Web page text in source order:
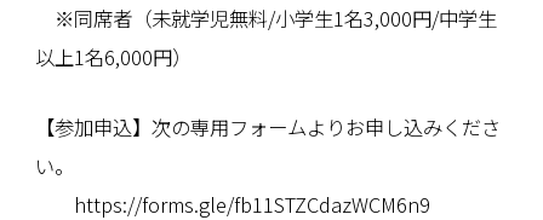
※同席者（未就学児無料/小学生1名3,000円/中学生
以上1名6,000円）
【参加申込】次の専用フォームよりお申し込みくださ
い。
https://forms.gle/fb11STZCdazWCM6n9